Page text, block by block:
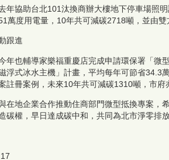
年協助台北101汰換商辦大樓地下停車場照
萬度用電量，10年共可減碳2718噸，並由雙
跟進
年也輔導家樂福重慶店完成申請環保署「微
浮式冰水主機」計畫，平均每年可節省
註冊案例，未來10年共可減碳1310噸，市府
在地企業合作推動住商部門微型抵換專案，
碳權，早日達成碳中和，共同為北市淨零排放